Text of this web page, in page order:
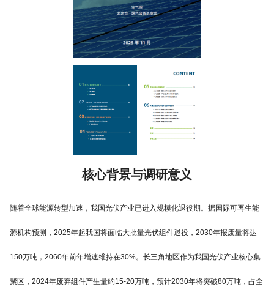
核心背景与调研意义
随着全球能源转型加速，我国光伏产业已进入规模化退役期。据国际可再生能
源机构预测，2025年起我国将面临大批量光伏组件退役，2030年报废量将达
150万吨，2060年前年增速维持在30%。长三角地区作为我国光伏产业核心集
聚区，2024年废弃组件产生量约15-20万吨，预计2030年将突破80万吨，占全